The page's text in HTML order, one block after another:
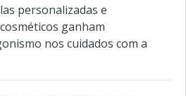
Beleza e Bem estar
personalizadas e